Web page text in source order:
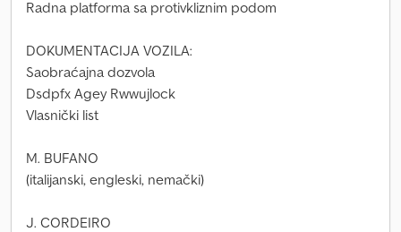
Radna platforma sa protivkliznim podom
DOKUMENTACIJA VOZILA:
Saobraćajna dozvola
Dsdpfx Agey Rwwujlock
Vlasnički list
M. BUFANO
(italijanski, engleski, nemački)
J. CORDEIRO